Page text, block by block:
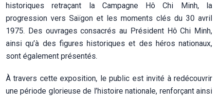
historiques retraçant la Campagne Hô Chi Minh, la
progression vers Saïgon et les moments clés du 30 avril
1975. Des ouvrages consacrés au Président Hô Chi Minh,
ainsi qu’à des figures historiques et des héros nationaux,
sont également présentés.
À travers cette exposition, le public est invité à redécouvrir
une période glorieuse de l’histoire nationale, renforçant ainsi